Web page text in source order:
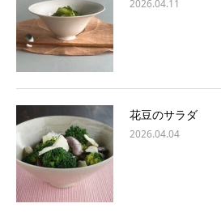
2026.04.11
花豆のサラダ
2026.04.04